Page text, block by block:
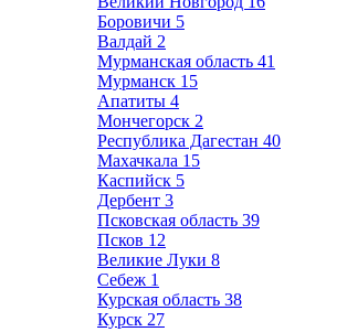
Боровичи 5
Валдай 2
Мурманская область 41
Мурманск 15
Апатиты 4
Мончегорск 2
Республика Дагестан 40
Махачкала 15
Каспийск 5
Дербент 3
Псковская область 39
Псков 12
Великие Луки 8
Себеж 1
Курская область 38
Курск 27